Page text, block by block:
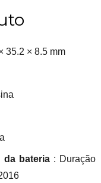
35.2 × 8.5 mm
da bateria: Duração